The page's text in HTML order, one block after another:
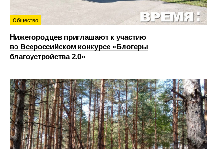
Общество
Нижегородцев приглашают к участию
во Всероссийском конкурсе «Блогеры
благоустройства 2.0»